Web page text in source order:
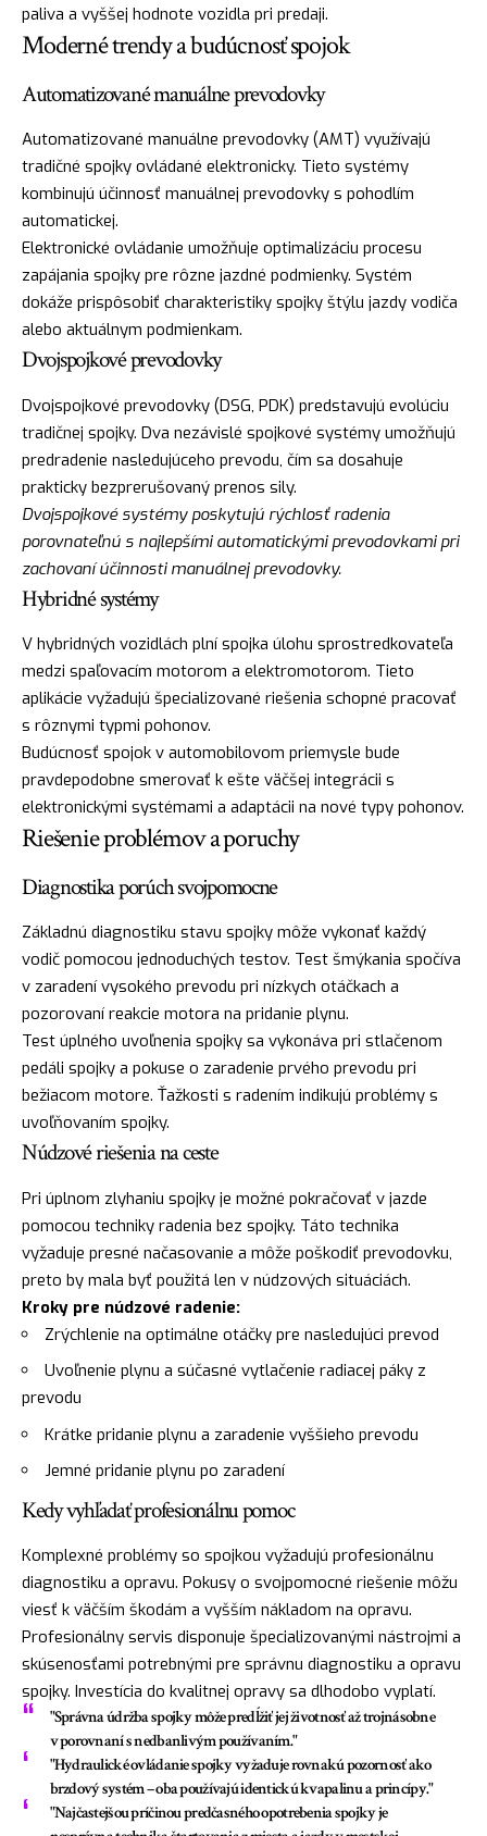
paliva a vyššej hodnote vozidla pri predaji.
Moderné trendy a budúcnosť spojok
Automatizované manuálne prevodovky
Automatizované manuálne prevodovky (AMT) využívajú
tradičné spojky ovládané elektronicky. Tieto systémy
kombinujú účinnosť manuálnej prevodovky s pohodlím
automatickej.
Elektronické ovládanie umožňuje optimalizáciu procesu
zapájania spojky pre rôzne jazdné podmienky. Systém
dokáže prispôsobiť charakteristiky spojky štýlu jazdy vodiča
alebo aktuálnym podmienkam.
Dvojspojkové prevodovky
Dvojspojkové prevodovky (DSG, PDK) predstavujú evolúciu
tradičnej spojky. Dva nezávislé spojkové systémy umožňujú
predradenie nasledujúceho prevodu, čím sa dosahuje
prakticky bezprerušovaný prenos sily.
Dvojspojkové systémy poskytujú rýchlosť radenia
porovnateľnú s najlepšími automatickými prevodovkami pri
zachovaní účinnosti manuálnej prevodovky.
Hybridné systémy
V hybridných vozidlách plní spojka úlohu sprostredkovateľa
medzi spaľovacím motorom a elektromotorom. Tieto
aplikácie vyžadujú špecializované riešenia schopné pracovať
s rôznymi typmi pohonov.
Budúcnosť spojok v automobilovom priemysle bude
pravdepodobne smerovať k ešte väčšej integrácii s
elektronickými systémami a adaptácii na nové typy pohonov.
Riešenie problémov a poruchy
Diagnostika porúch svojpomocne
Základnú diagnostiku stavu spojky môže vykonať každý
vodič pomocou jednoduchých testov. Test šmýkania spočíva
v zaradení vysokého prevodu pri nízkych otáčkach a
pozorovaní reakcie motora na pridanie plynu.
Test úplného uvoľnenia spojky sa vykonáva pri stlačenom
pedáli spojky a pokuse o zaradenie prvého prevodu pri
bežiacom motore. Ťažkosti s radením indikujú problémy s
uvoľňovaním spojky.
Núdzové riešenia na ceste
Pri úplnom zlyhaniu spojky je možné pokračovať v jazde
pomocou techniky radenia bez spojky. Táto technika
vyžaduje presné načasovanie a môže poškodiť prevodovku,
preto by mala byť použitá len v núdzových situáciách.
Kroky pre núdzové radenie:
Zrýchlenie na optimálne otáčky pre nasledujúci prevod
Uvoľnenie plynu a súčasné vytlačenie radiacej páky z
prevodu
Krátke pridanie plynu a zaradenie vyššieho prevodu
Jemné pridanie plynu po zaradení
Kedy vyhľadať profesionálnu pomoc
Komplexné problémy so spojkou vyžadujú profesionálnu
diagnostiku a opravu. Pokusy o svojpomocné riešenie môžu
viesť k väčším škodám a vyšším nákladom na opravu.
Profesionálny servis disponuje špecializovanými nástrojmi a
skúsenosťami potrebnými pre správnu diagnostiku a opravu
spojky. Investícia do kvalitnej opravy sa dlhodobo vyplatí.
"Správna údržba spojky môže predĺžiť jej životnosť až trojnásobne
v porovnaní s nedbanlivým používaním."
"Hydraulické ovládanie spojky vyžaduje rovnakú pozornosť ako
brzdový systém – oba používajú identickú kvapalinu a princípy."
"Najčastejšou príčinou predčasného opotrebenia spojky je